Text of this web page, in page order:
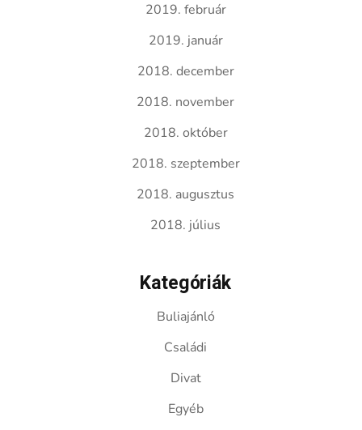
2019. február
2019. január
2018. december
2018. november
2018. október
2018. szeptember
2018. augusztus
2018. július
Kategóriák
Buliajánló
Családi
Divat
Egyéb